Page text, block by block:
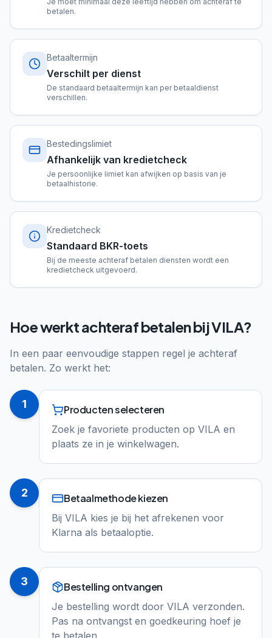
betalen.
Betaaltermijn
Verschilt per dienst
De standaard betaaltermijn kan per betaaldienst
verschillen.
Bestedingslimiet
Afhankelijk van kredietcheck
Je persoonlijke limiet kan afwijken op basis van je
betaalhistorie.
Kredietcheck
Standaard BKR-toets
Bij de meeste achteraf betalen diensten wordt een
kredietcheck uitgevoerd.
Hoe werkt achteraf betalen bij VILA?
In een paar eenvoudige stappen regel je achteraf
betalen. Zo werkt het:
1 Producten selecteren
Zoek je favoriete producten op VILA en
plaats ze in je winkelwagen.
2 Betaalmethode kiezen
Bij VILA kies je bij het afrekenen voor
Klarna als betaaloptie.
3 Bestelling ontvangen
Je bestelling wordt door VILA verzonden.
Pas na ontvangst en goedkeuring hoef je
te betalen.